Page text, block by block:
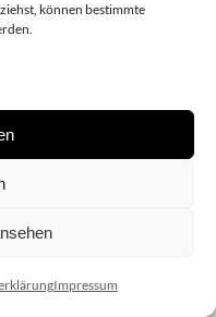
können bestimmte
Impressum
|Datenschützerklärung|